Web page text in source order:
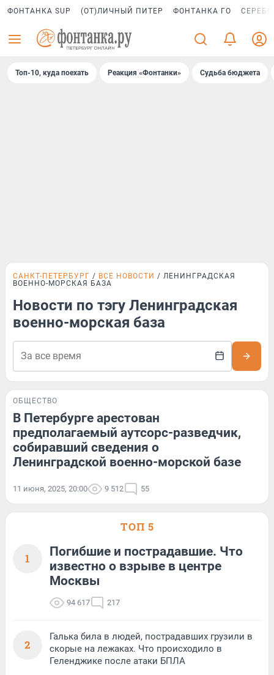
ФОНТАНКА SUP (ОТ)ЛИЧНЫЙ ПИТЕР ФОНТАНКА ГО
Топ-10, куда поехать Реакция «Фонтанки» Судьба бюджета
САНКТ-ПЕТЕРБУРГ ВСЕ НОВОСТИ
ЛЕНИНГРАДСКАЯ
ВОЕННО-МОРСКАЯ БАЗА
Новости по тэгу Ленинградская
военно-морская база
ОБЩЕСТВО
В Петербурге арестован
предполагаемый аутсорс-разведчик,
собиравший сведения о
Ленинградской военно-морской базе
11 июня, 2025, 20:00 9 512 55
ТОП 5
1
Погибшие и пострадавшие. Что
известно о взрыве в центре
Москвы
94 617 217
2
Галька била в людей, пострадавших грузили в
скорые на лежаках. Что происходило в
Геленджике после атаки БПЛА